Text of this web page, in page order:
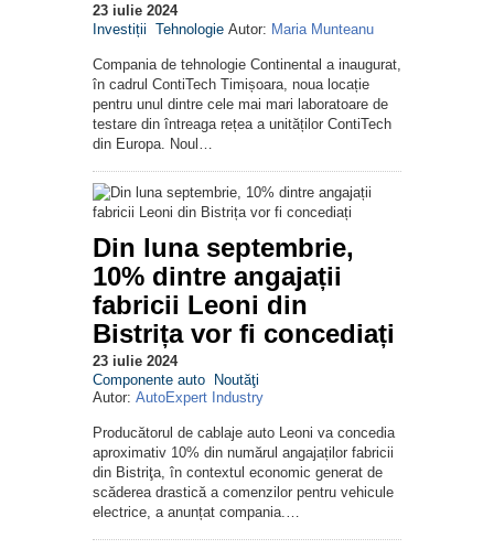
23 iulie 2024
Investiții Tehnologie Autor: Maria Munteanu
Compania de tehnologie Continental a inaugurat,
în cadrul ContiTech Timișoara, noua locație
pentru unul dintre cele mai mari laboratoare de
testare din întreaga rețea a unităților ContiTech
din Europa. Noul…
Din luna septembrie,
10% dintre angajații
fabricii Leoni din
Bistrița vor fi concediați
23 iulie 2024
Componente auto
Noutăţi
Autor: AutoExpert Industry
Producătorul de cablaje auto Leoni va concedia
aproximativ 10% din numărul angajaților fabricii
din Bistriţa, în contextul economic generat de
scăderea drastică a comenzilor pentru vehicule
electrice, a anunțat compania.…